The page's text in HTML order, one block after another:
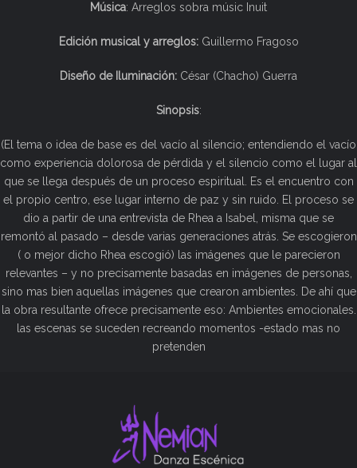
Música: Arreglos sobra músic Inuit
Edición musical y arreglos:Guillermo Fragoso
Diseño de Iluminación: César (Chacho) Guerra
Sinopsis:
(El tema o idea de base es del vacío al silencio; entendiendo el vacío
como experiencia dolorosa de pérdida y el silencio como el lugar al
que se llega después de un proceso espiritual. Es el encuentro con
el propio centro, ese lugar interno de paz y sin ruido. El proceso se
dio a partir de una entrevista de Rhea a Isabel, misma que se
remontó al pasado – desde varias generaciones atrás. Se escogieron
( o mejor dicho Rhea escogió) las imágenes que le parecieron
relevantes – y no precisamente basadas en imágenes de personas,
sino mas bien aquellas imágenes que crearon ambientes. De ahí que
la obra resultante ofrece precisamente eso: Ambientes emocionales.
las escenas se suceden recreando momentos -estado mas no
pretenden